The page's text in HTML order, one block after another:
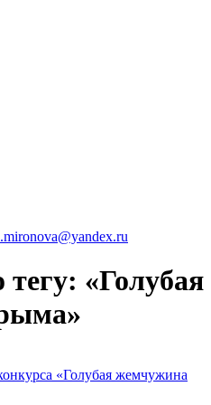
«Голубая
«Голубая жемчужина